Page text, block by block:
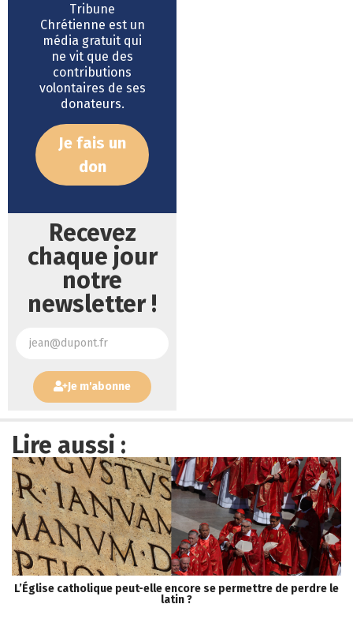
Tribune
Chrétienne est un
média gratuit qui
ne vit que des
contributions
volontaires de ses
donateurs.
Je fais un
don
Recevez
chaque jour
notre
newsletter !
Je m'abonne
Lire aussi :
L’Église catholique peut-elle encore se permettre de perdre le
latin ?